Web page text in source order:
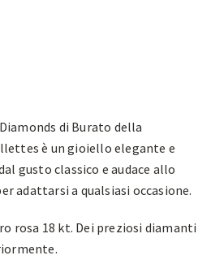
di Burato della
è un gioiello elegante e
gusto classico e audace allo
adattarsi a qualsiasi occasione.
rosa 18 kt. Dei preziosi diamanti